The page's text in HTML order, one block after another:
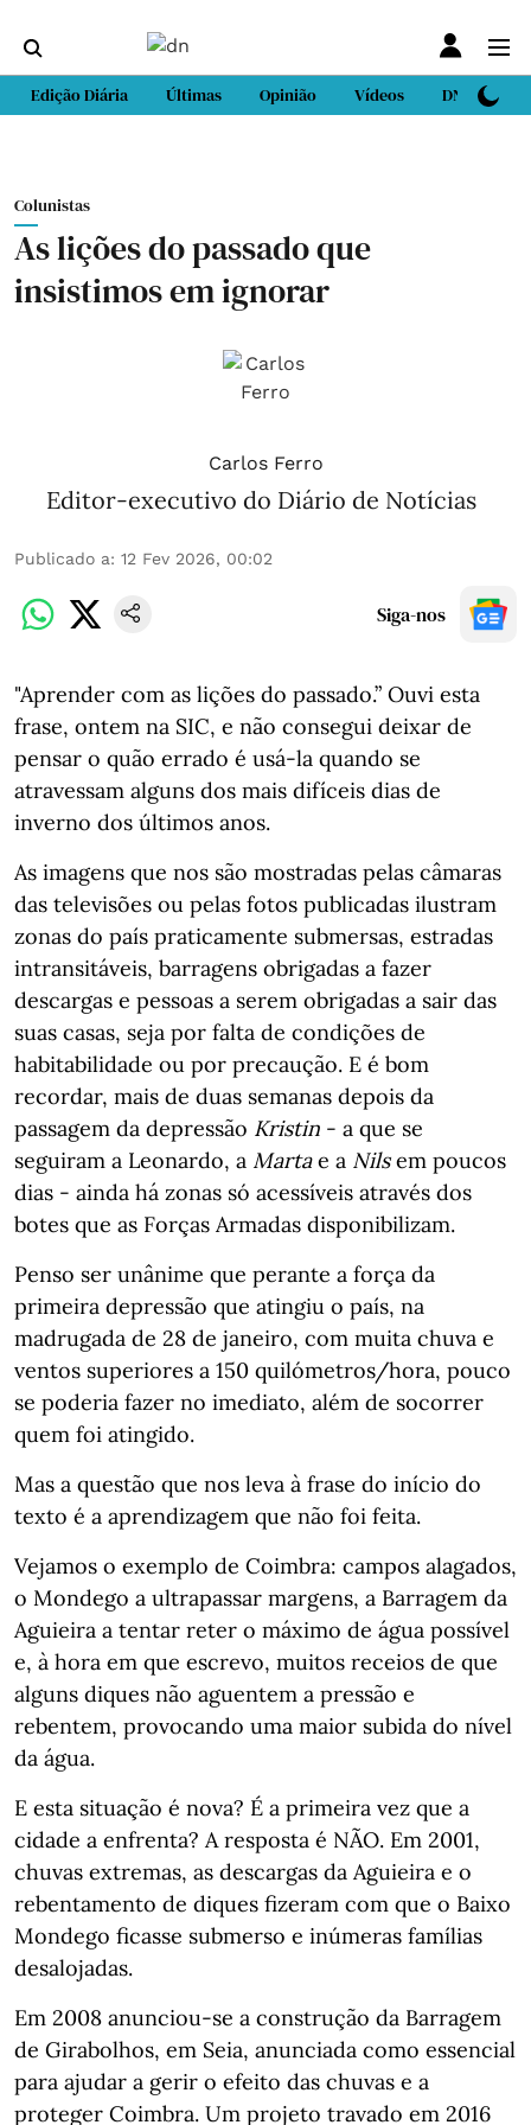
Edição Diária Últimas Opinião Vídeos DN Sport
Colunistas
As lições do passado que
insistimos em ignorar
Carlos Ferro
Editor-executivo do Diário de Notícias
Publicado a: 12 Fev 2026, 00:02
Siga-nos
"Aprender com as lições do passado.” Ouvi esta
frase, ontem na SIC, e não consegui deixar de
pensar o quão errado é usá-la quando se
atravessam alguns dos mais difíceis dias de
inverno dos últimos anos.
As imagens que nos são mostradas pelas câmaras
das televisões ou pelas fotos publicadas ilustram
zonas do país praticamente submersas, estradas
intransitáveis, barragens obrigadas a fazer
descargas e pessoas a serem obrigadas a sair das
suas casas, seja por falta de condições de
habitabilidade ou por precaução. E é bom
recordar, mais de duas semanas depois da
passagem da depressão Kristin - a que se
seguiram a Leonardo, a Martae a Nilsem poucos
dias - ainda há zonas só acessíveis através dos
botes que as Forças Armadas disponibilizam.
Penso ser unânime que perante a força da
primeira depressão que atingiu o país, na
madrugada de 28 de janeiro, com muita chuva e
ventos superiores a 150 quilómetros/hora, pouco
se poderia fazer no imediato, além de socorrer
quem foi atingido.
Mas a questão que nos leva à frase do início do
texto é a aprendizagem que não foi feita.
Vejamos o exemplo de Coimbra: campos alagados,
o Mondego a ultrapassar margens, a Barragem da
Aguieira a tentar reter o máximo de água possível
e, à hora em que escrevo, muitos receios de que
alguns diques não aguentem a pressão e
rebentem, provocando uma maior subida do nível
da água.
E esta situação é nova? É a primeira vez que a
cidade a enfrenta? A resposta é NÃO. Em 2001,
chuvas extremas, as descargas da Aguieira e o
rebentamento de diques fizeram com que o Baixo
Mondego ficasse submerso e inúmeras famílias
desalojadas.
Em 2008 anunciou-se a construção da Barragem
de Girabolhos, em Seia, anunciada como essencial
para ajudar a gerir o efeito das chuvas e a
proteger Coimbra. Um projeto travado em 2016